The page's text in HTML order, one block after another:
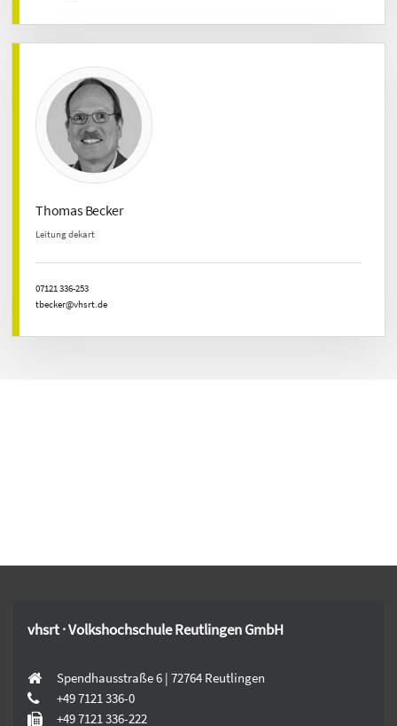
Thomas Becker
Leitung dekart
07121 336-253
tbecker@vhsrt.de
vhsrt · Volkshochschule Reutlingen GmbH
Spendhausstraße 6 | 72764 Reutlingen
+49 7121 336-0
+49 7121 336-222